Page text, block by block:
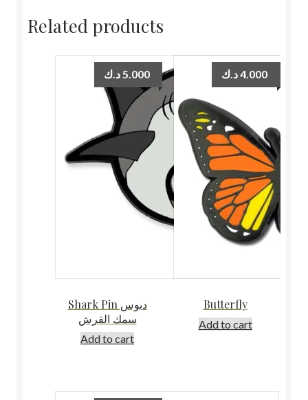
Related products
Shark Pin دبوس
سمك القرش
5.000د.ك
Add to cart
Butterfly
4.000د.ك
Add to cart